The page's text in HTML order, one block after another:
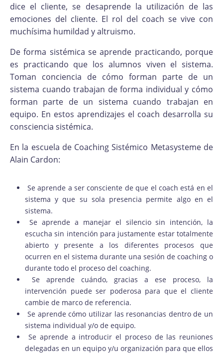
dice el cliente, se desaprende la utilización de las
emociones del cliente. El rol del coach se vive con
muchísima humildad y altruismo.
De forma sistémica se aprende practicando, porque
es practicando que los alumnos viven el sistema.
Toman conciencia de cómo forman parte de un
sistema cuando trabajan de forma individual y cómo
forman parte de un sistema cuando trabajan en
equipo. En estos aprendizajes el coach desarrolla su
consciencia sistémica.
En la escuela de Coaching Sistémico Metasysteme de
Alain Cardon:
Se aprende a ser consciente de que el coach está en el
sistema y que su sola presencia permite algo en el
sistema.
Se aprende a manejar el silencio sin intención, la
escucha sin intención para justamente estar totalmente
abierto y presente a los diferentes procesos que
ocurren en el sistema durante una sesión de coaching o
durante todo el proceso del coaching.
Se aprende cuándo, gracias a ese proceso, la
intervención puede ser poderosa para que el cliente
cambie de marco de referencia.
Se aprende cómo utilizar las resonancias dentro de un
sistema individual y/o de equipo.
Se aprende a introducir el proceso de las reuniones
delegadas en un equipo y/u organización para que ellos